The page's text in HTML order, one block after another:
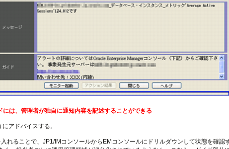
には、管理者が独自に通知内容を記述することができる
アドバイスする。
れることで、JP1/IMコンソールからEMコンソールにドリルダウンして状態を確認